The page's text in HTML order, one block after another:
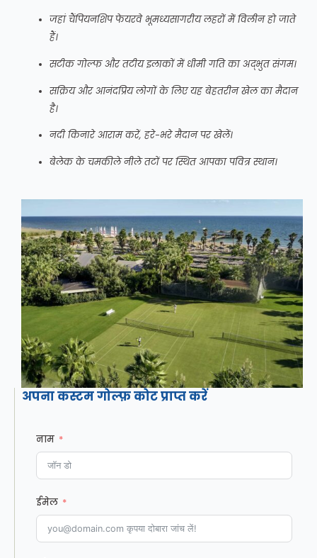
जहां चैंपियनशिप फेयरवे भूमध्यसागरीय लहरों में विलीन हो जाते
हैं।
सटीक गोल्फ और तटीय इलाकों में धीमी गति का अद्भुत संगम।
सक्रिय और आनंदप्रिय लोगों के लिए यह बेहतरीन खेल का मैदान
है।
नदी किनारे आराम करें, हरे-भरे मैदान पर खेलें।
बेलेक के चमकीले नीले तटों पर स्थित आपका पवित्र स्थान।
अपना कस्टम गोल्फ़ कोट प्राप्त करें
नाम
ईमेल